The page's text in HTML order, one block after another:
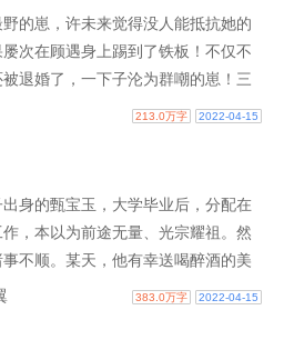
的崽，许未来觉得没人能抵抗她的
次在顾遇身上踢到了铁板！不仅不
退婚了，一下子沦为群嘲的崽！三
对他有多远离多远的宗旨，..
213.0万字 2022-04-15
身的甄宝玉，大学毕业后，分配在
，本以为前途无量、光宗耀祖。然
不顺。某天，他有幸送喝醉酒的美
至此以后，前途不可限量！
383.0万字 2022-04-15